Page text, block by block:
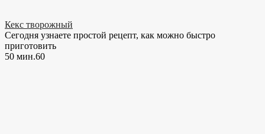
Кекс творожный
Сегодня узнаете простой рецепт, как можно быстро
приготовить
50 мин.60